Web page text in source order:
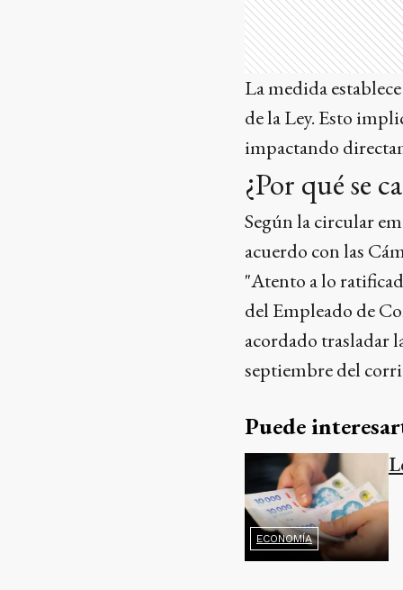
La medida
de la Ley. Esto
impactando
¿Por qué se
Según la circular
acuerdo con las
"Atento a lo
del Empleado de
acordado trasladar
septiembre del
Puede
ECONOMÍA